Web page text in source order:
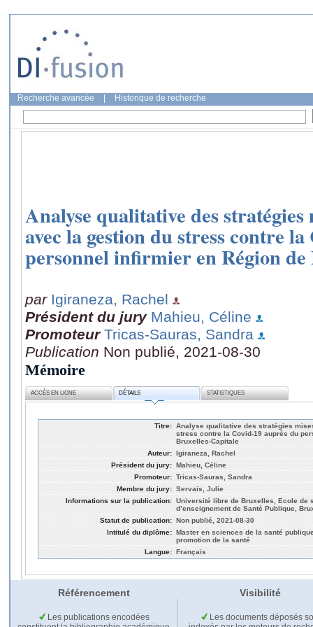
Recherche avancée Historique de recherche
Analyse qualitative des stratégies
avec la gestion du stress contre
personnel infirmier en Région
par Igiraneza, Rachel
Président du jury Mahieu, Céline
Promoteur Tricas-Sauras, Sandra
Publication Non publié, 2021-08-30
Mémoire
ACCÈS EN LIGNE DÉTAILS STATISTIQUES
Titre: Analyse qualitative des stratégies
stress contre la Covid-19 auprès du
Bruxelles-Capitale
Auteur: Igiraneza, Rachel
Président du jury: Mahieu, Céline
Promoteur: Tricas-Sauras, Sandra
Membre du jury: Servais, Julie
Informations sur la publication: Université libre de Bruxelles, Ecole de
d’enseignement de Santé Publique,
Statut de publication: Non publié, 2021-08-30
Intitulé du diplôme: Master en sciences de la santé
promotion de la santé
Langue: Français
Référencement Visibilité
Les publications encodées
Les documents déposés